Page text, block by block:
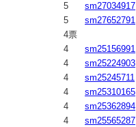
5
sm27034917
5
sm27652791
4票
4
sm25156991
4
sm25224903
4
sm25245711
4
sm25310165
4
sm25362894
4
sm25565287